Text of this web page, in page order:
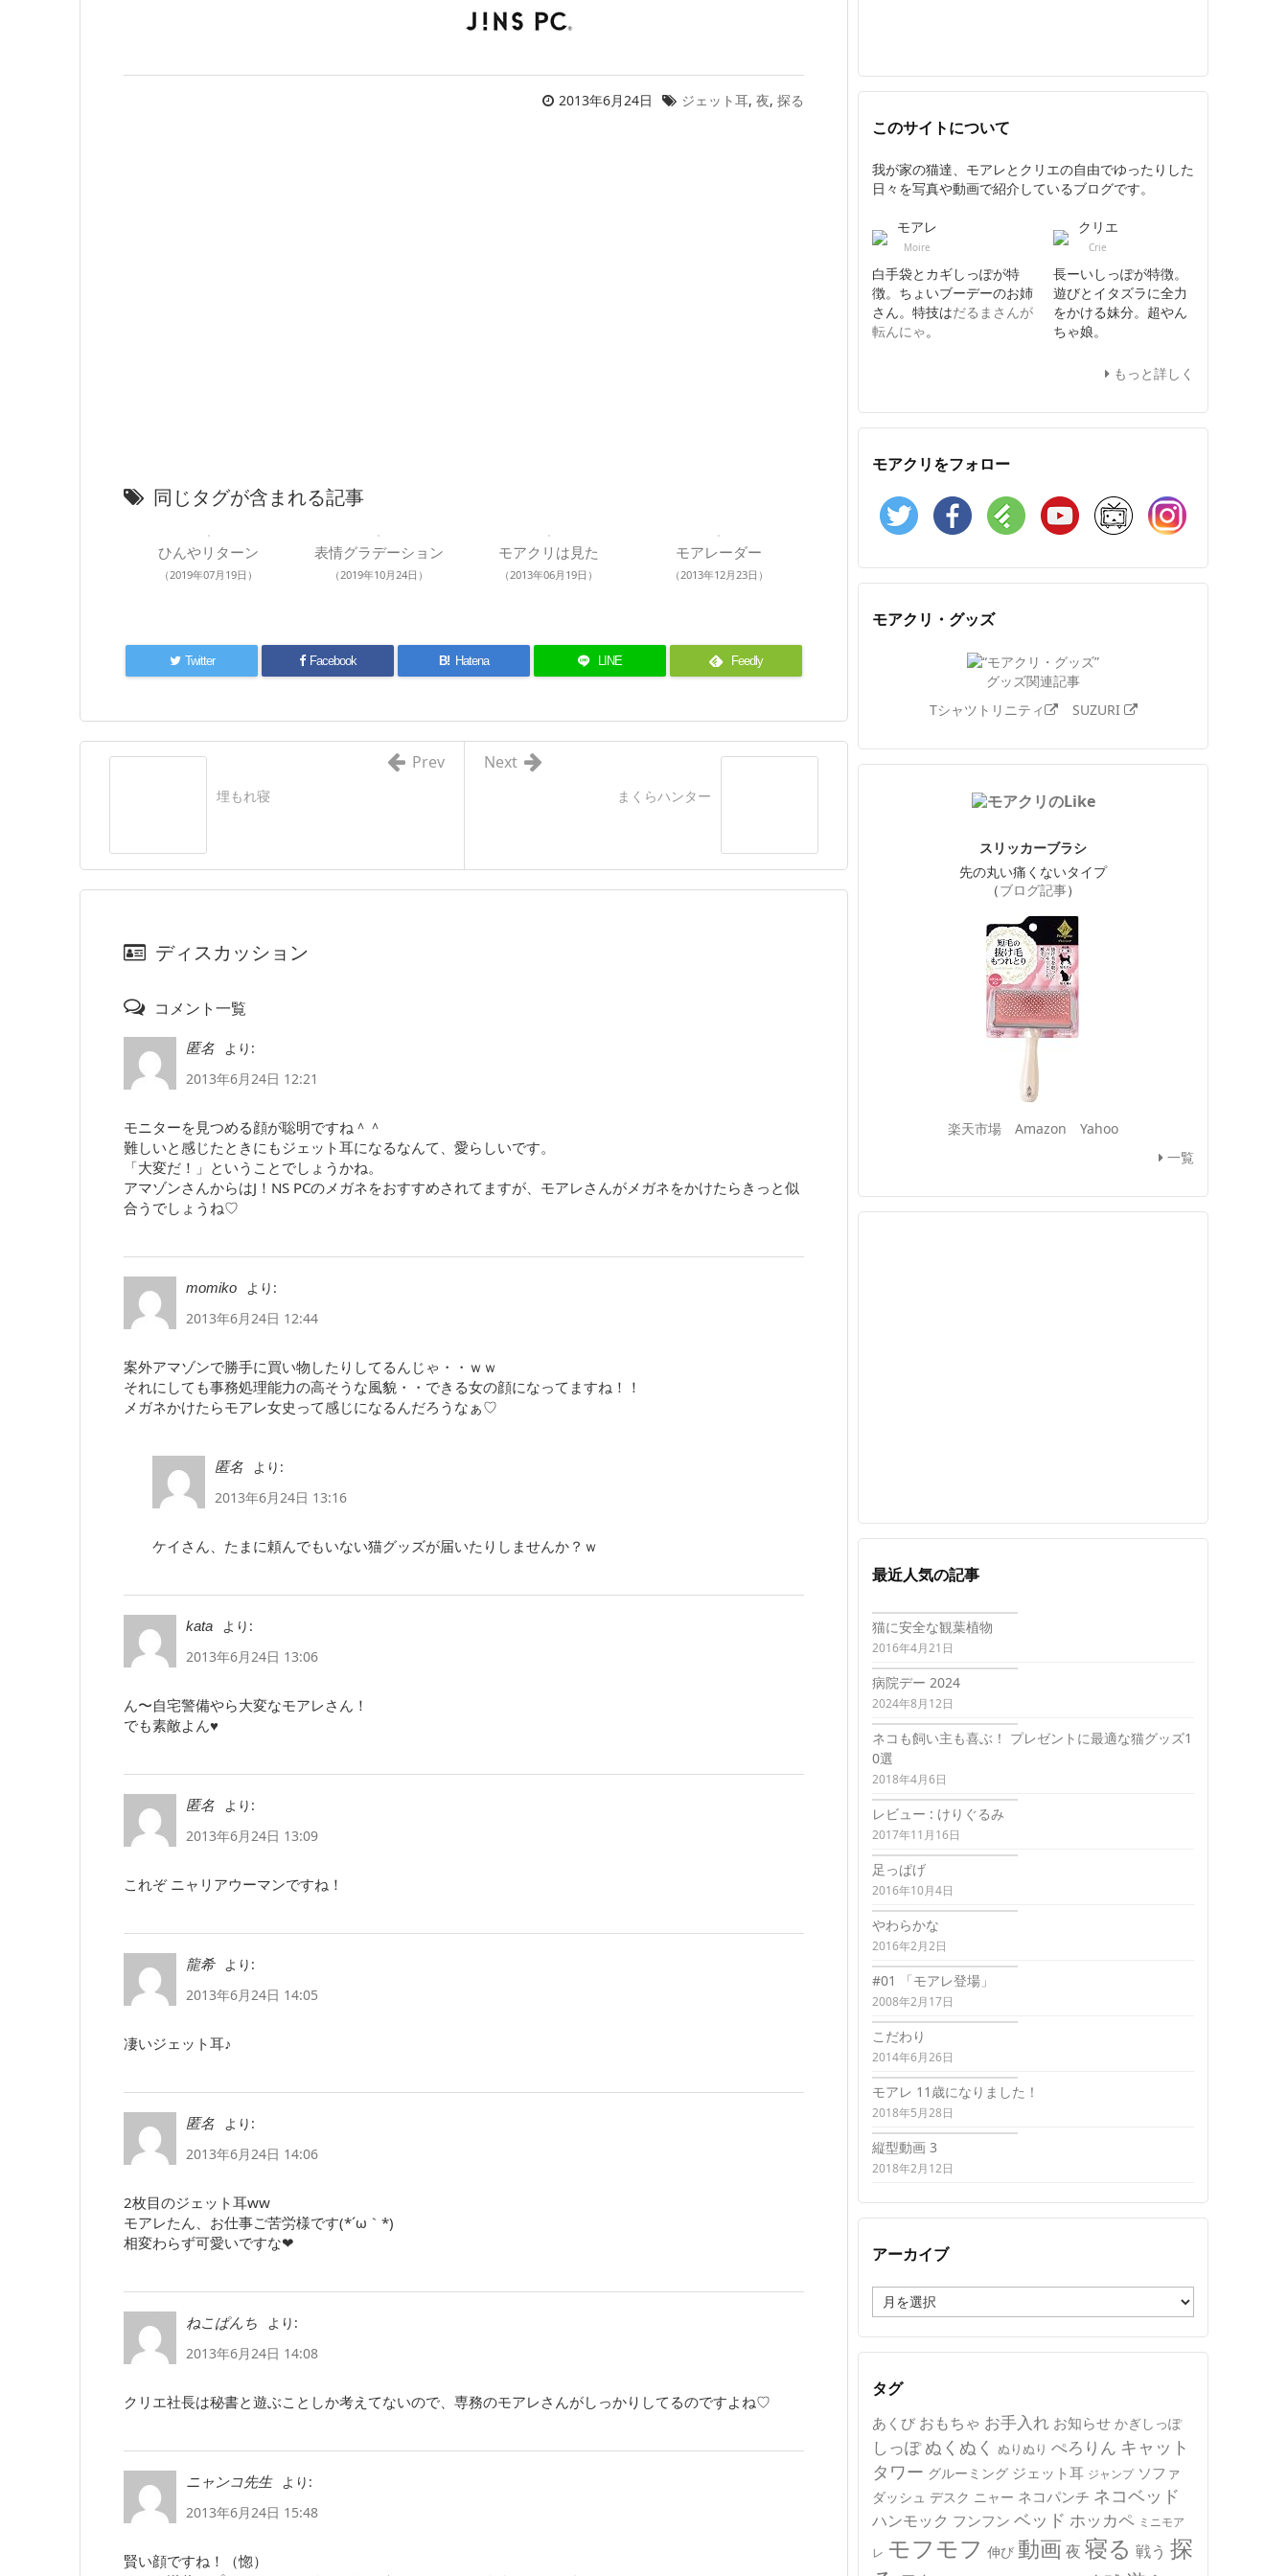
2013年6月24日 ジェット耳, 夜, 探る
同じタグが含まれる記事
ひんやリターン
（2019年07月19日）
表情グラデーション
（2019年10月24日）
モアクリは見た
（2013年06月19日）
モアレーダー
（2013年12月23日）
Twitter Facebook B! Hatena LINE Feedly
まくらハンター
Next
埋もれ寝
Prev
ディスカッション
コメント一覧
匿名
より:
2013年6月24日 12:21
モニターを見つめる顔が聡明ですね＾＾
難しいと感じたときにもジェット耳になるなんて、愛らしいです。
「大変だ！」ということでしょうかね。
アマゾンさんからはJ！NS PCのメガネをおすすめされてますが、モアレさんがメガネをかけたらきっと似
合うでしょうね♡
momiko
より:
2013年6月24日 12:44
案外アマゾンで勝手に買い物したりしてるんじゃ・・ｗｗ
それにしても事務処理能力の高そうな風貌・・できる女の顔になってますね！！
メガネかけたらモアレ女史って感じになるんだろうなぁ♡
匿名
より:
2013年6月24日 13:16
ケイさん、たまに頼んでもいない猫グッズが届いたりしませんか？ｗ
kata
より:
2013年6月24日 13:06
ん〜自宅警備やら大変なモアレさん！
でも素敵よん♥
匿名
より:
2013年6月24日 13:09
これぞ ニャリアウーマンですね！
龍希
より:
2013年6月24日 14:05
凄いジェット耳♪
匿名
より:
2013年6月24日 14:06
2枚目のジェット耳ww
モアレたん、お仕事ご苦労様です(*´ω｀*)
相変わらず可愛いですな❤
ねこぱんち
より:
2013年6月24日 14:08
クリエ社長は秘書と遊ぶことしか考えてないので、専務のモアレさんがしっかりしてるのですよね♡
ニャンコ先生
より:
2013年6月24日 15:48
賢い顔ですね！（惚）
このサイトについて
我が家の猫達、モアレとクリエの自由でゆったりした
日々を写真や動画で紹介しているブログです。
モアレ
Moire
白手袋とカギしっぽが特
徴。ちょいブーデーのお姉
さん。特技はだるまさんが
転んにゃ。
クリエ
Crie
長ーいしっぽが特徴。
遊びとイタズラに全力
をかける妹分。超やん
ちゃ娘。
もっと詳しく
モアクリをフォロー
Twitter Facebook Feedly YouTube ニコニコ動画
モアクリ・グッズ
グッズ関連記事
Tシャツトリニティ
SUZURI
スリッカーブラシ
先の丸い痛くないタイプ
（ブログ記事）
楽天市場 Amazon
Yahoo
一覧
最近人気の記事
猫に安全な観葉植物
2016年4月21日
病院デー 2024
2024年8月12日
ネコも飼い主も喜ぶ！ プレゼントに最適な猫グッズ1
0選
2018年4月6日
レビュー : けりぐるみ
2017年11月16日
足っぱげ
2016年10月4日
やわらかな
2016年2月2日
#01 「モアレ登場」
2008年2月17日
こだわり
2014年6月26日
モアレ 11歳になりました！
2018年5月28日
縦型動画 3
2018年2月12日
アーカイブ
ー
カ
イ
タグ
あくび おもちゃ お手入れ お知らせ かぎしっぽ
しっぽ ぬくぬく ぬりぬり ぺろりん キャット
タワー グルーミング ジェット耳 ジャンプ ソファ
ダッシュ デスク ニャー ネコパンチ ネコベッド
ハンモック フンフン ベッド ホッカペ ミニモア
レ モフモフ 伸び 動画 夜 寝る 戦う 探